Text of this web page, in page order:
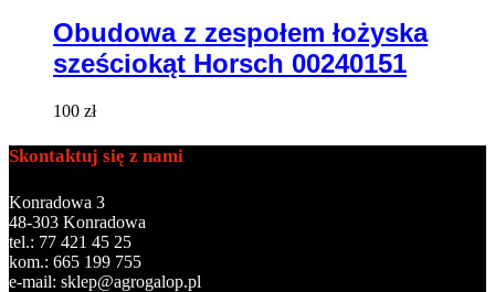
Obudowa z zespołem łożyska
sześciokąt Horsch 00240151
100 zł
Skontaktuj się z nami
Konradowa 3
48-303 Konradowa
tel.: 77 421 45 25
kom.: 665 199 755
e-mail: sklep@agrogalop.pl